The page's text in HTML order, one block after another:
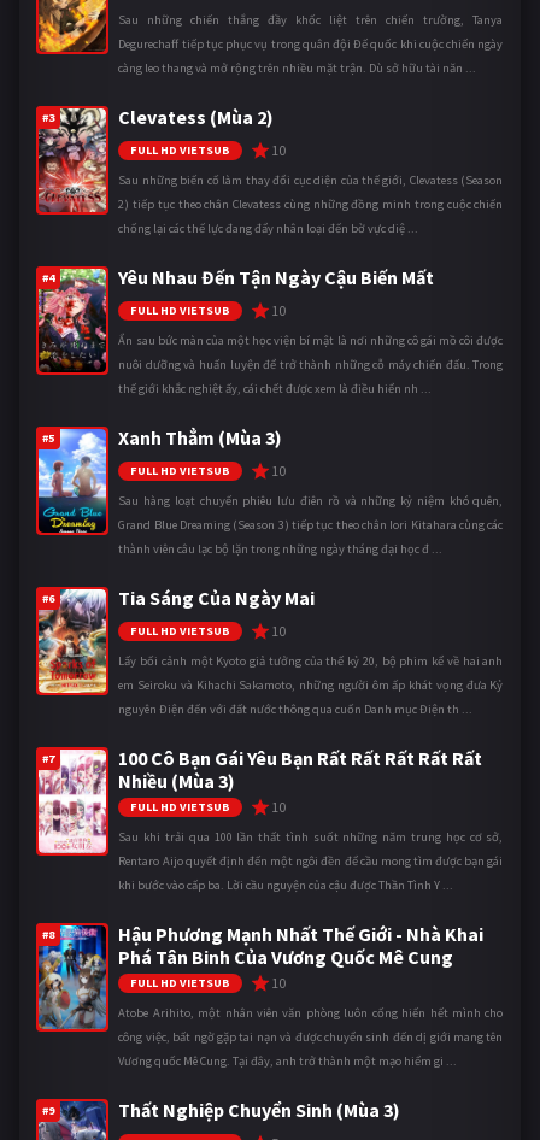
Sau những chiến thắng đầy khốc liệt trên chiến trường, Tanya
Degurechaff tiếp tục phục vụ trong quân đội Đế quốc khi cuộc chiến ngày
càng leo thang và mở rộng trên nhiều mặt trận. Dù sở hữu tài năn ...
#3 Clevatess (Mùa 2)
FULL HD VIETSUB 10
Sau những biến cố làm thay đổi cục diện của thế giới, Clevatess (Season
2) tiếp tục theo chân Clevatess cùng những đồng minh trong cuộc chiến
chống lại các thế lực đang đẩy nhân loại đến bờ vực diệ ...
#4 Yêu Nhau Đến Tận Ngày Cậu Biến Mất
FULL HD VIETSUB 10
Ẩn sau bức màn của một học viện bí mật là nơi những cô gái mồ côi được
nuôi dưỡng và huấn luyện để trở thành những cỗ máy chiến đấu. Trong
thế giới khắc nghiệt ấy, cái chết được xem là điều hiển nh ...
#5 Xanh Thẳm (Mùa 3)
FULL HD VIETSUB 10
Sau hàng loạt chuyến phiêu lưu điên rồ và những kỷ niệm khó quên,
Grand Blue Dreaming (Season 3) tiếp tục theo chân Iori Kitahara cùng các
thành viên câu lạc bộ lặn trong những ngày tháng đại học đ ...
#6 Tia Sáng Của Ngày Mai
FULL HD VIETSUB 10
Lấy bối cảnh một Kyoto giả tưởng của thế kỷ 20, bộ phim kể về hai anh
em Seiroku và Kihachi Sakamoto, những người ôm ấp khát vọng đưa Kỷ
nguyên Điện đến với đất nước thông qua cuốn Danh mục Điện th ...
#7
100 Cô Bạn Gái Yêu Bạn Rất Rất Rất Rất Rất
Nhiều (Mùa 3)
FULL HD VIETSUB 10
Sau khi trải qua 100 lần thất tình suốt những năm trung học cơ sở,
Rentaro Aijo quyết định đến một ngôi đền để cầu mong tìm được bạn gái
khi bước vào cấp ba. Lời cầu nguyện của cậu được Thần Tình Y ...
#8
Hậu Phương Mạnh Nhất Thế Giới - Nhà Khai
Phá Tân Binh Của Vương Quốc Mê Cung
FULL HD VIETSUB 10
Atobe Arihito, một nhân viên văn phòng luôn cống hiến hết mình cho
công việc, bất ngờ gặp tai nạn và được chuyển sinh đến dị giới mang tên
Vương quốc Mê Cung. Tại đây, anh trở thành một mạo hiểm gi ...
#9 Thất Nghiệp Chuyển Sinh (Mùa 3)